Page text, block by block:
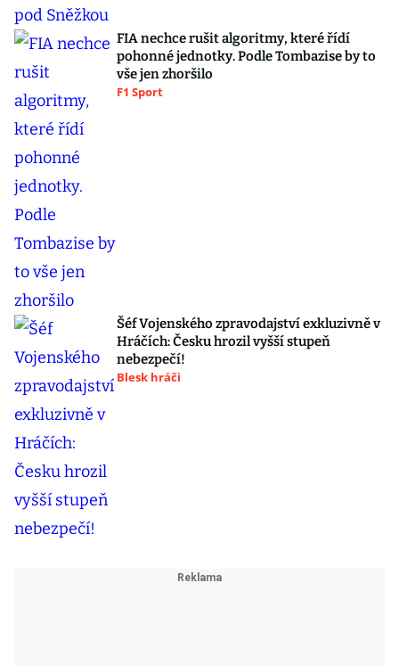
FIA nechce rušit algoritmy, které řídí
pohonné jednotky. Podle Tombazise by to
vše jen zhoršilo
F1 Sport
Šéf Vojenského zpravodajství exkluzivně v
Hráčích: Česku hrozil vyšší stupeň
nebezpečí!
Blesk hráči